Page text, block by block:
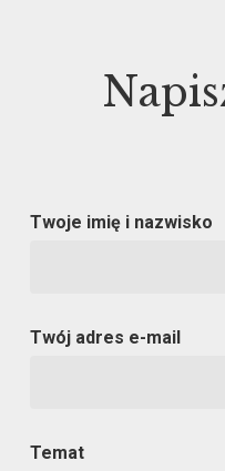
Twoje imię i nazwisko
Twój adres e-mail
Temat